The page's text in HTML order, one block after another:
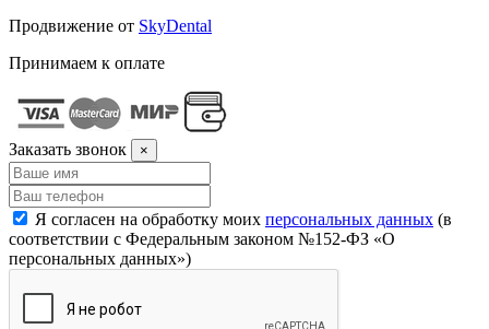
Продвижение от SkyDental
Принимаем к оплате
Заказать звонок ×
Я согласен на обработку моих персональных данных (в
соответствии с Федеральным законом №152-ФЗ «О
персональных данных»)